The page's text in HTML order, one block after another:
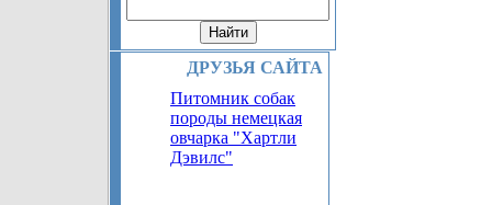
ДРУЗЬЯ САЙТА
Питомник собак
породы немецкая
овчарка "Хартли
Дэвилс"